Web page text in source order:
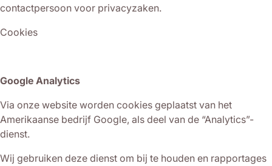
contactpersoon voor privacyzaken.
Cookies
Google Analytics
Via onze website worden cookies geplaatst van het
Amerikaanse bedrijf Google, als deel van de “Analytics”-
dienst.
Wij gebruiken deze dienst om bij te houden en rapportages